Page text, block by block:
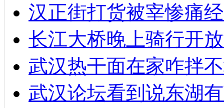
汉正街打货被宰惨痛
长江大桥晚上骑行开
武汉热干面在家咋拌
武汉论坛看到说东湖